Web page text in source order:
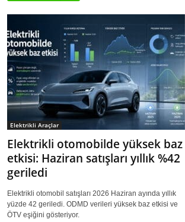
Elektrikli Araçlar
Elektrikli otomobilde yüksek baz
etkisi: Haziran satışları yıllık %42
geriledi
Elektrikli otomobil satışları 2026 Haziran ayında yıllık
yüzde 42 geriledi. ODMD verileri yüksek baz etkisi ve
ÖTV eşiğini gösteriyor.